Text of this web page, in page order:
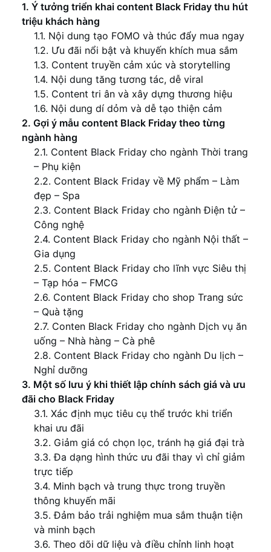
1. Ý tưởng triển khai content Black Friday thu hút
triệu khách hàng
1.1. Nội dung tạo FOMO và thúc đẩy mua ngay
1.2. Ưu đãi nổi bật và khuyến khích mua sắm
1.3. Content truyền cảm xúc và storytelling
1.4. Nội dung tăng tương tác, dễ viral
1.5. Content tri ân và xây dựng thương hiệu
1.6. Nội dung dí dỏm và dễ tạo thiện cảm
2. Gợi ý mẫu content Black Friday theo từng
ngành hàng
2.1. Content Black Friday cho ngành Thời trang
– Phụ kiện
2.2. Content Black Friday về Mỹ phẩm – Làm
đẹp – Spa
2.3. Content Black Friday cho ngành Điện tử –
Công nghệ
2.4. Content Black Friday cho ngành Nội thất –
Gia dụng
2.5. Content Black Friday cho lĩnh vực Siêu thị
– Tạp hóa – FMCG
2.6. Content Black Friday cho shop Trang sức
– Quà tặng
2.7. Conten Black Friday cho ngành Dịch vụ ăn
uống – Nhà hàng – Cà phê
2.8. Content Black Friday cho ngành Du lịch –
Nghỉ dưỡng
3. Một số lưu ý khi thiết lập chính sách giá và ưu
đãi cho Black Friday
3.1. Xác định mục tiêu cụ thể trước khi triển
khai ưu đãi
3.2. Giảm giá có chọn lọc, tránh hạ giá đại trà
3.3. Đa dạng hình thức ưu đãi thay vì chỉ giảm
trực tiếp
3.4. Minh bạch và trung thực trong truyền
thông khuyến mãi
3.5. Đảm bảo trải nghiệm mua sắm thuận tiện
và minh bạch
3.6. Theo dõi dữ liệu và điều chỉnh linh hoạt